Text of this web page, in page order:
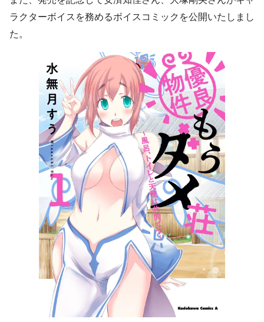
ラクターボイスを務めるボイスコミックを公開いたしまし
た。